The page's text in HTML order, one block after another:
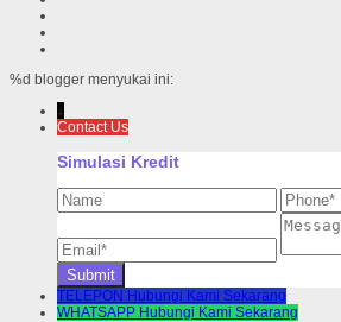
%d blogger menyukai ini:
↓
Contact Us
Simulasi Kredit
TELEPON Hubungi Kami Sekarang
WHATSAPP Hubungi Kami Sekarang